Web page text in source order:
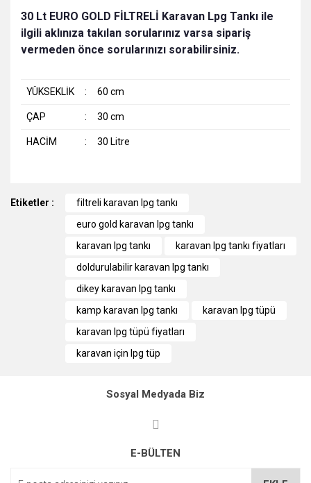
30 Lt EURO GOLD FİLTRELİ Karavan Lpg Tankı ile
ilgili aklınıza takılan sorularınız varsa sipariş
vermeden önce sorularınızı sorabilirsiniz.
YÜKSEKLİK : 60 cm
ÇAP : 30 cm
HACİM : 30 Litre
konularda yetersiz gördüğünüz noktaları öneri formunu
Görüş ve önerileriniz için teşekkür ederiz.
Ürün resmi kalitesiz, bozuk veya görüntülenemiyor.
Ürün açıklamasında eksik bilgiler bulunuyor.
Ürün bilgilerinde hatalar bulunuyor.
Ürün fiyatı diğer sitelerden daha pahalı.
Bu ürüne benzer farklı alternatifler olmalı.
Etiketler :
filtreli karavan lpg tankı
euro gold karavan lpg tankı
karavan lpg tankı
karavan lpg tankı fiyatları
doldurulabilir karavan lpg tankı
dikey karavan lpg tankı
kamp karavan lpg tankı
karavan lpg tüpü
karavan lpg tüpü fiyatları
karavan için lpg tüp
Sosyal Medyada Biz
E-BÜLTEN